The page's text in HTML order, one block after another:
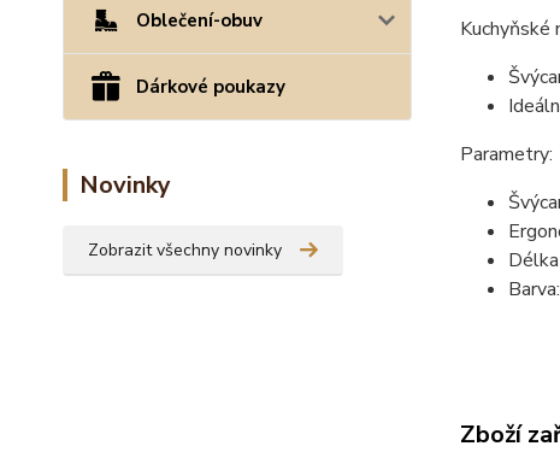
Oblečení-obuv
Dárkové poukazy
Novinky
Zobrazit všechny novinky
Kuchyňské
Parametry:
Zboží